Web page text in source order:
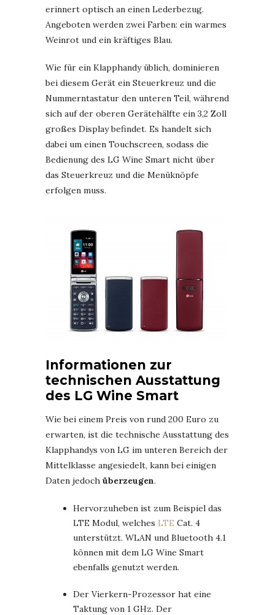
erinnert optisch an einen Lederbezug.
Angeboten werden zwei Farben: ein warmes
Weinrot und ein kräftiges Blau.
Wie für ein Klapphandy üblich, dominieren
bei diesem Gerät ein Steuerkreuz und die
Nummerntastatur den unteren Teil, während
sich auf der oberen Gerätehälfte ein 3,2 Zoll
großes Display befindet. Es handelt sich
dabei um einen Touchscreen, sodass die
Bedienung des LG Wine Smart nicht über
das Steuerkreuz und die Menüknöpfe
erfolgen muss.
Informationen zur
technischen Ausstattung
des LG Wine Smart
Wie bei einem Preis von rund 200 Euro zu
erwarten, ist die technische Ausstattung des
Klapphandys von LG im unteren Bereich der
Mittelklasse angesiedelt, kann bei einigen
Daten jedoch überzeugen.
Hervorzuheben ist zum Beispiel das
LTE Modul, welches LTE Cat. 4
unterstützt. WLAN und Bluetooth 4.1
können mit dem LG Wine Smart
ebenfalls genutzt werden.
Der Vierkern-Prozessor hat eine
Taktung von 1 GHz. Der